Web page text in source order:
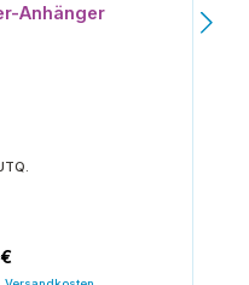
Anhänger
Preis: